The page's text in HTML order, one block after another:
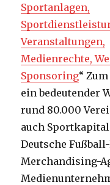
Sportanlagen,
Veranstaltungen,
Medienrechte,
Sponsoring“
ein bedeutender
rund 80.000
auch
Deutsche
Merchandising-